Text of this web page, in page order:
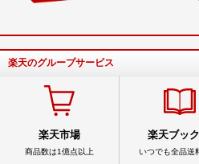
楽天のグループサービス
楽天市場
商品数は1億点以上
楽天ブッ
いつでも全品送